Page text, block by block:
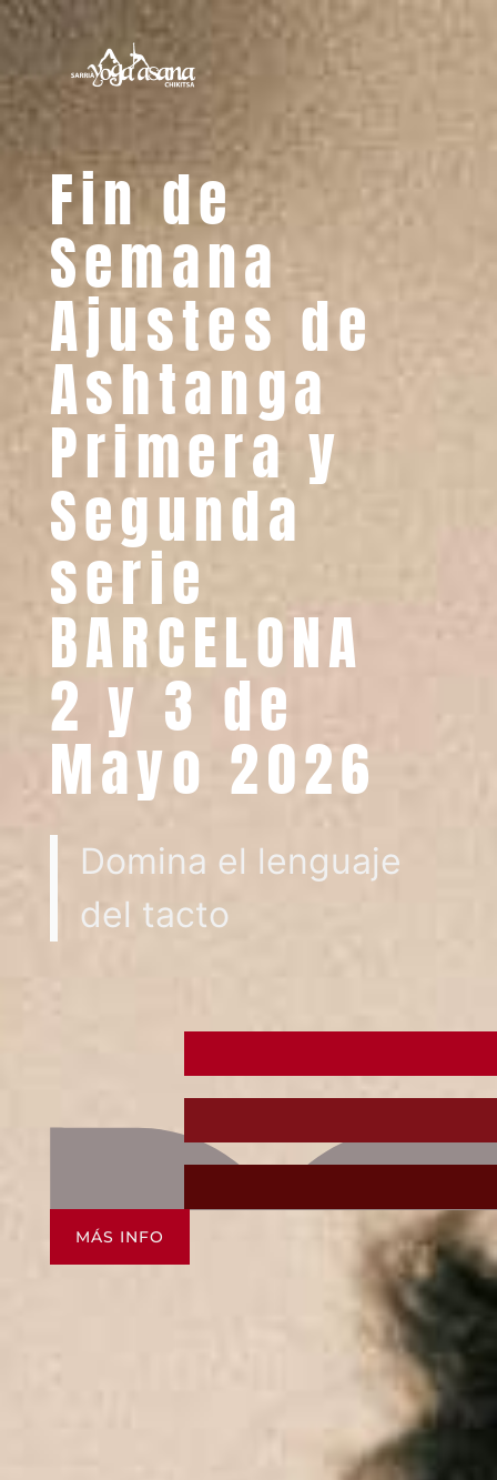
Fin de
Semana
Ajustes de
Ashtanga
Primera y
Segunda
serie
BARCELONA
2 y 3 de
Mayo 2026
Domina el lenguaje
del tacto
MÁS INFO